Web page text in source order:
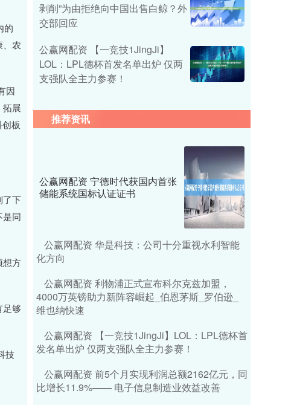
的
、农
因
拓展
板
了下
是同
想方
足够
技
剥削”为由拒绝向中国出售白鲸？外
交部回应
公赢网配资 【一竞技1JingJi】
LOL：LPL德杯首发名单出炉 仅两
支强队全主力参赛！
推荐资讯
公赢网配资 宁德时代获国内首张
储能系统国标认证证书
公赢网配资 华是科技：公司十分重视水利智能
化方向
公赢网配资 利物浦正式宣布科尔克兹加盟，
4000万英镑助力新阵容崛起_伯恩茅斯_罗伯逊_
维也纳快速
公赢网配资 【一竞技1JingJi】LOL：LPL德杯首
发名单出炉 仅两支强队全主力参赛！
公赢网配资 前5个月实现利润总额2162亿元，同
比增长11.9%—— 电子信息制造业效益改善